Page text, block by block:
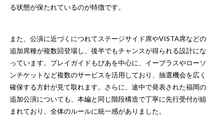
る状態が保たれているのが特徴です。
また、公演に近づくにつれてステージサイド席やVISTA席などの
追加席種が複数回登場し、後半でもチャンスが得られる設計にな
っています。プレイガイドもぴあを中心に、イープラスやローソ
ンチケットなど複数のサービスを活用しており、抽選機会を広く
確保する方針が見て取れます。さらに、途中で発表された福岡の
追加公演についても、本編と同じ階段構造で丁寧に先行受付が組
まれており、全体のルールに統一感がありました。